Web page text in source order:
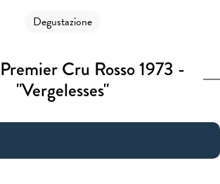
Degustazione
Cru Rosso 1973 -
"Vergelesses"